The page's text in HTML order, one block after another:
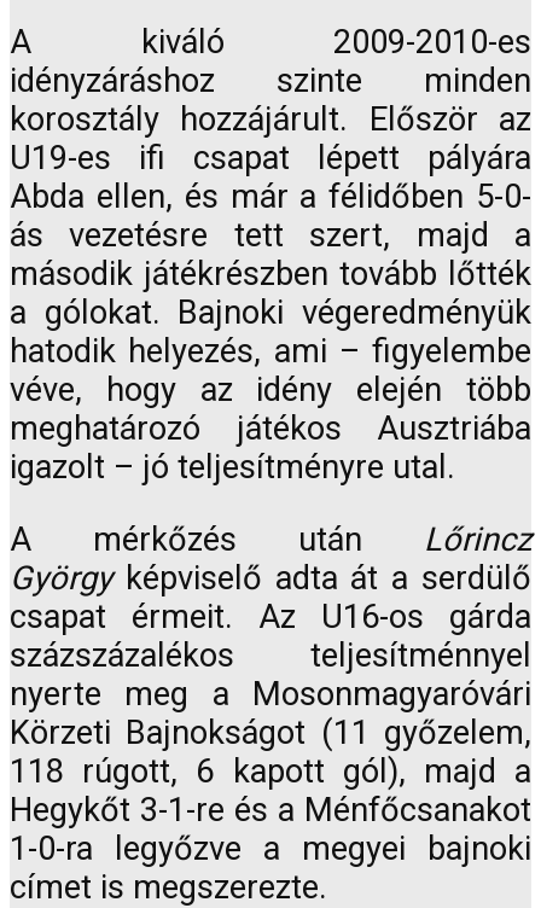
A kiváló 2009-2010-es
idényzáráshoz szinte minden
korosztály hozzájárult. Először az
U19-es ifi csapat lépett pályára
Abda ellen, és már a félidőben 5-0-
ás vezetésre tett szert, majd a
második játékrészben tovább lőtték
a gólokat. Bajnoki végeredményük
hatodik helyezés, ami – figyelembe
véve, hogy az idény elején több
meghatározó játékos Ausztriába
igazolt – jó teljesítményre utal.
A mérkőzés után Lőrincz
Györgyképviselő adta át a serdülő
csapat érmeit. Az U16-os gárda
százszázalékos teljesítménnyel
nyerte meg a Mosonmagyaróvári
Körzeti Bajnokságot (11 győzelem,
118 rúgott, 6 kapott gól), majd a
Hegykőt 3-1-re és a Ménfőcsanakot
1-0-ra legyőzve a megyei bajnoki
címet is megszerezte.